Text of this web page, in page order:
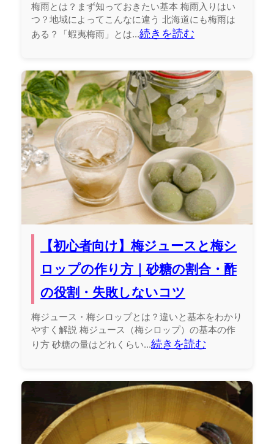
梅雨とは？まず知っておきたい基本 梅雨入りはい
つ？地域によってこんなに違う 北海道にも梅雨は
ある？「蝦夷梅雨」とは...続きを読む
【初心者向け】梅ジュースと梅シ
ロップの作り方｜砂糖の割合・酢
の役割・失敗しないコツ
梅ジュース・梅シロップとは？違いと基本をわかり
やすく解説 梅ジュース（梅シロップ）の基本の作
り方 砂糖の量はどれくらい...続きを読む